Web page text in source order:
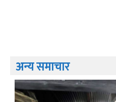
अन्य समाचार